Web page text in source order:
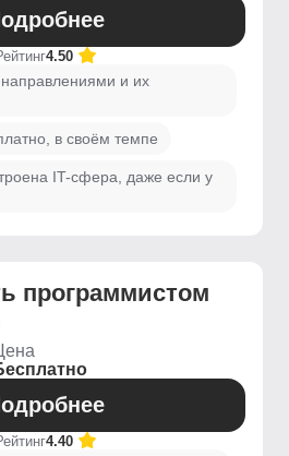
4.50
и их
в своём темпе
IT-сфера, даже если у
программистом
4.40